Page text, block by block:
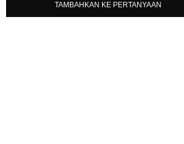
TAMBAHKAN KE PERTANYAAN